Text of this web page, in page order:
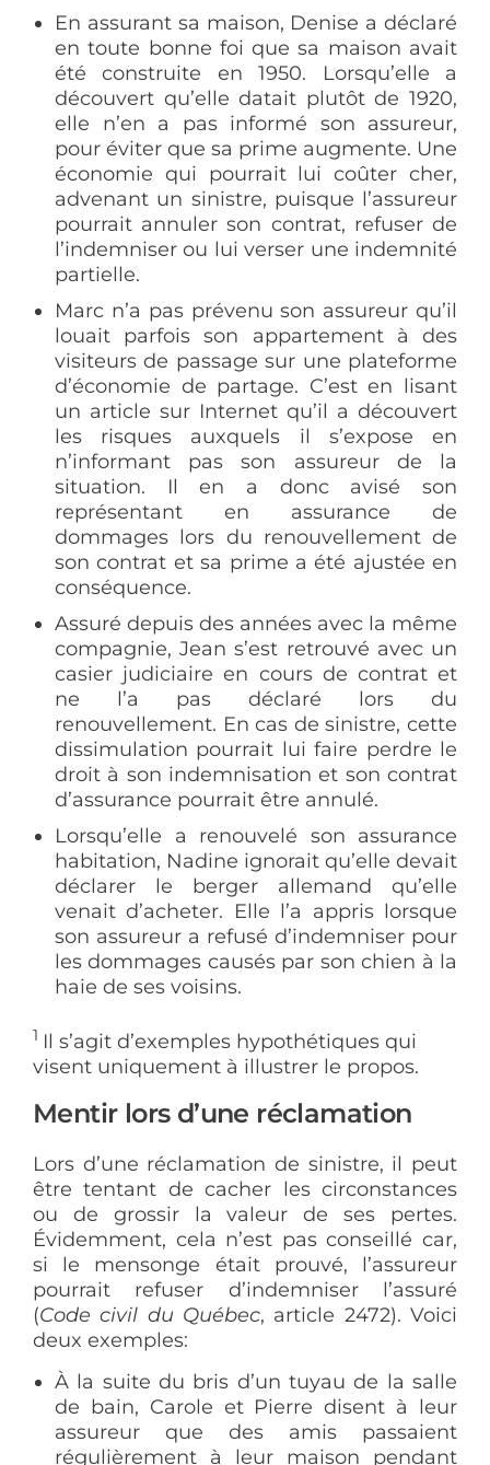
En assurant sa maison, Denise a déclaré
en toute bonne foi que sa maison avait
été construite en 1950. Lorsqu’elle a
découvert qu’elle datait plutôt de 1920,
elle n’en a pas informé son assureur,
pour éviter que sa prime augmente. Une
économie qui pourrait lui coûter cher,
advenant un sinistre, puisque l’assureur
pourrait annuler son contrat, refuser de
l’indemniser ou lui verser une indemnité
partielle.
Marc n’a pas prévenu son assureur qu’il
louait parfois son appartement à des
visiteurs de passage sur une plateforme
d’économie de partage. C’est en lisant
un article sur Internet qu’il a découvert
les risques auxquels il s’expose en
n’informant pas son assureur de la
situation. Il en a donc avisé son
représentant en assurance de
dommages lors du renouvellement de
son contrat et sa prime a été ajustée en
conséquence.
Assuré depuis des années avec la même
compagnie, Jean s’est retrouvé avec un
casier judiciaire en cours de contrat et
ne l’a pas déclaré lors du
renouvellement. En cas de sinistre, cette
dissimulation pourrait lui faire perdre le
droit à son indemnisation et son contrat
d’assurance pourrait être annulé.
Lorsqu’elle a renouvelé son assurance
habitation, Nadine ignorait qu’elle devait
déclarer le berger allemand qu’elle
venait d’acheter. Elle l’a appris lorsque
son assureur a refusé d’indemniser pour
les dommages causés par son chien à la
haie de ses voisins.
1 Il s’agit d’exemples hypothétiques qui
visent uniquement à illustrer le propos.
Mentir lors d’une réclamation
Lors d’une réclamation de sinistre, il peut
être tentant de cacher les circonstances
ou de grossir la valeur de ses pertes.
Évidemment, cela n’est pas conseillé car,
si le mensonge était prouvé, l’assureur
pourrait refuser d’indemniser l’assuré
(Code civil du Québec, article 2472). Voici
deux exemples:
À la suite du bris d’un tuyau de la salle
de bain, Carole et Pierre disent à leur
assureur que des amis passaient
régulièrement à leur maison pendant